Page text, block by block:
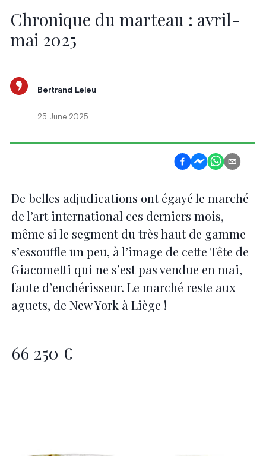
Chronique du marteau : avril-
mai 2025
Bertrand Leleu
25 June 2025
De belles adjudications ont égayé le marché
de l’art international ces derniers mois,
même si le segment du très haut de gamme
s’essouffle un peu, à l’image de cette Tête de
Giacometti qui ne s’est pas vendue en mai,
faute d’enchérisseur. Le marché reste aux
aguets, de New York à Liège !
66 250 €